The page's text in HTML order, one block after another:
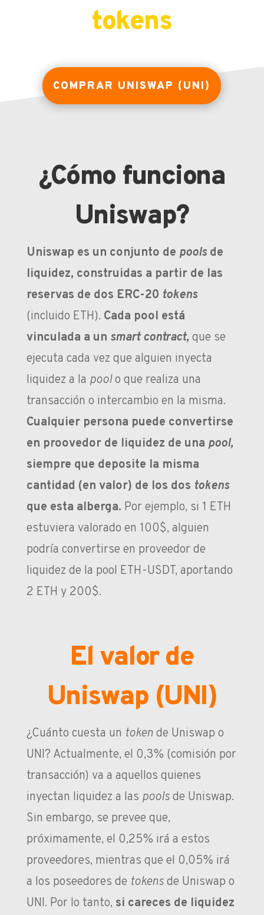
tokens
COMPRAR UNISWAP (UNI)
¿Cómo funciona
Uniswap?
Uniswap es un conjunto de poolsde
liquidez, construidas a partir de las
reservas de dos ERC-20 tokens
(incluido ETH). Cada pool está
vinculada a un smart contract, que se
ejecuta cada vez que alguien inyecta
liquidez a la poolo que realiza una
transacción o intercambio en la misma.
Cualquier persona puede convertirse
en proovedor de liquidez de una pool,
siempre que deposite la misma
cantidad (en valor) de los dos tokens
que esta alberga. Por ejemplo, si 1 ETH
estuviera valorado en 100$, alguien
podría convertirse en proveedor de
liquidez de la pool ETH-USDT, aportando
2 ETH y 200$.
El valor de
Uniswap (UNI)
¿Cuánto cuesta un tokende Uniswap o
UNI? Actualmente, el 0,3% (comisión por
transacción) va a aquellos quienes
inyectan liquidez a las poolsde Uniswap.
Sin embargo, se prevee que,
próximamente, el 0,25% irá a estos
proveedores, mientras que el 0,05% irá
a los poseedores de tokensde Uniswap o
UNI. Por lo tanto, si careces de liquidez